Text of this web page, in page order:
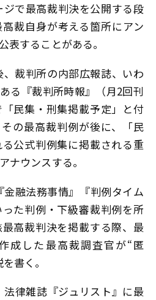
で最高裁判決を公開する段
裁自身が考える箇所にアン
表することがある。
裁判所の内部広報誌、いわ
る『裁判所時報』（月2回刊
民集・刑集掲載予定」と付
の最高裁判例が後に、「民
公式判例集に掲載される重
ナウンスする。
融法務事情』『判例タイム
た判例・下級審裁判例を所
高裁判決を掲載する際、最
成した最高裁調査官が“匿
書く。
律雑誌『ジュリスト』に最